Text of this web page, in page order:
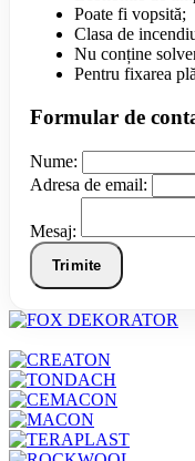
Poate fi vopsită;
Clasa de
Nu conține
Pentru fixarea
Formular de
Nume:
Adresa de email:
Mesaj:
Trimite